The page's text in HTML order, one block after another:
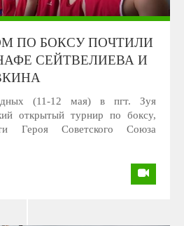
ПО БОКСУ ПОЧТИЛИ
СЕЙТВЕЛИЕВА И
(11-12 мая) в пгт. Зуя
открытый турнир по боксу,
Героя Советского Союза